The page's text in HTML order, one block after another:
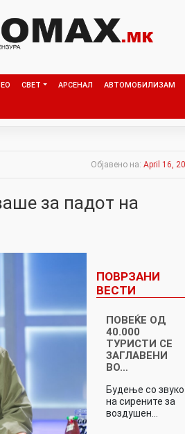
СВЕТ АРСЕНАЛ АВТОМОБИЛИЗАМ
Објавено на: April 16,
за падот на
ПОВРЗАНИ
ВЕСТИ
ПОВЕЌЕ ОД
40.000
ТУРИСТИ СЕ
ЗАГЛАВЕНИ
ВО…
Будење со
на сирените за
воздушен…